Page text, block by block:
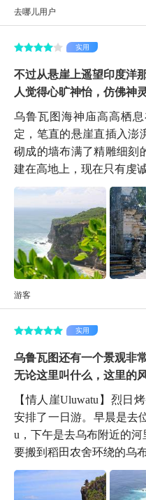
去哪儿用户
实用
不过从悬崖上遥望印度洋
人觉得心旷神怡，仿佛神
乌鲁瓦图海神庙高高栖
定，笔直的悬崖直插入澎
砌成的墙布满了精雕细刻
建在高地上，现在只有虔
游客
实用
乌鲁瓦图还有一个景观非
无论这里叫什么，这里的
【情人崖Uluwatu】烈日
安排了一日游。早晨是去
u，下午是去乌布附近的
要搬到稻田农舍环绕的乌